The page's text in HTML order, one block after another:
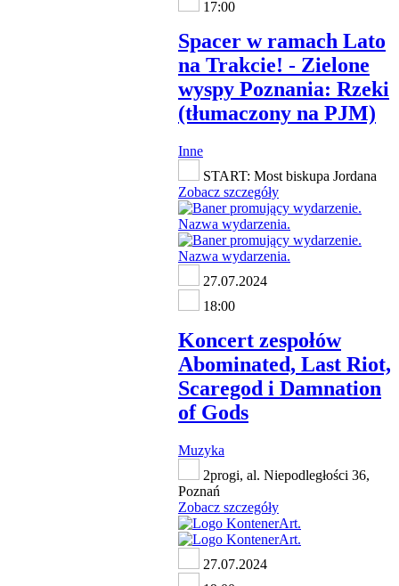
17:00
Spacer w ramach Lato
na Trakcie! - Zielone
wyspy Poznania: Rzeki
(tłumaczony na PJM)
Inne
START: Most biskupa Jordana
Zobacz szczegóły
27.07.2024
18:00
Koncert zespołów
Abominated, Last Riot,
Scaregod i Damnation
of Gods
Muzyka
2progi, al. Niepodległości 36,
Poznań
Zobacz szczegóły
27.07.2024